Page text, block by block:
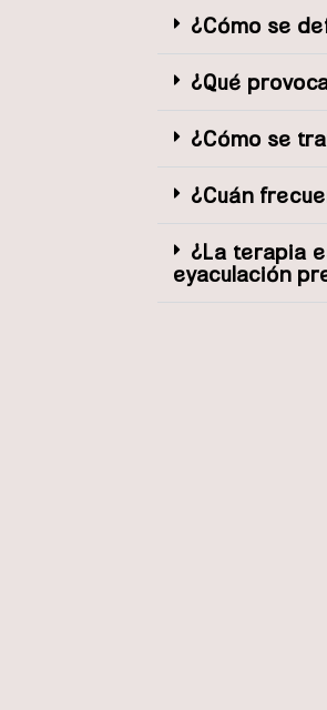
¿Cómo se
¿Qué
¿Cómo se
¿Cuán
¿La terapia
eyaculación